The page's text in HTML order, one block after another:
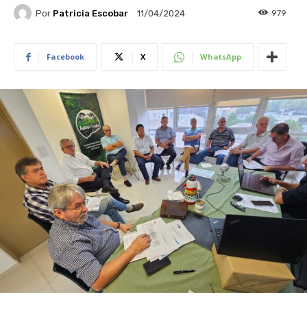
Por Patricia Escobar 11/04/2024 979
Facebook X WhatsApp